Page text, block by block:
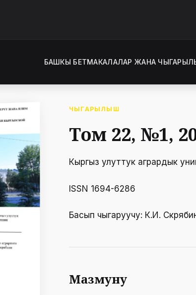
БАШКЫ БЕТМАКАЛАЛАР ЖАНА
ЧЫГАРЫЛЫШ
Том 22, №1,
Кыргыз улуттук агрардык
ISSN 1694-6286
Басып чыгаруучу: К.И.
Мазмуну